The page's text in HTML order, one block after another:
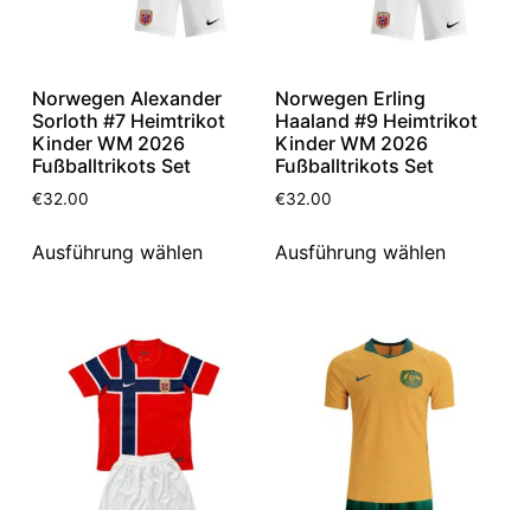
Norwegen Alexander
Sorloth #7 Heimtrikot
Kinder WM 2026
Fußballtrikots Set
€32.00
Ausführung wählen
Norwegen Erling
Haaland #9 Heimtrikot
Kinder WM 2026
Fußballtrikots Set
€32.00
Ausführung wählen